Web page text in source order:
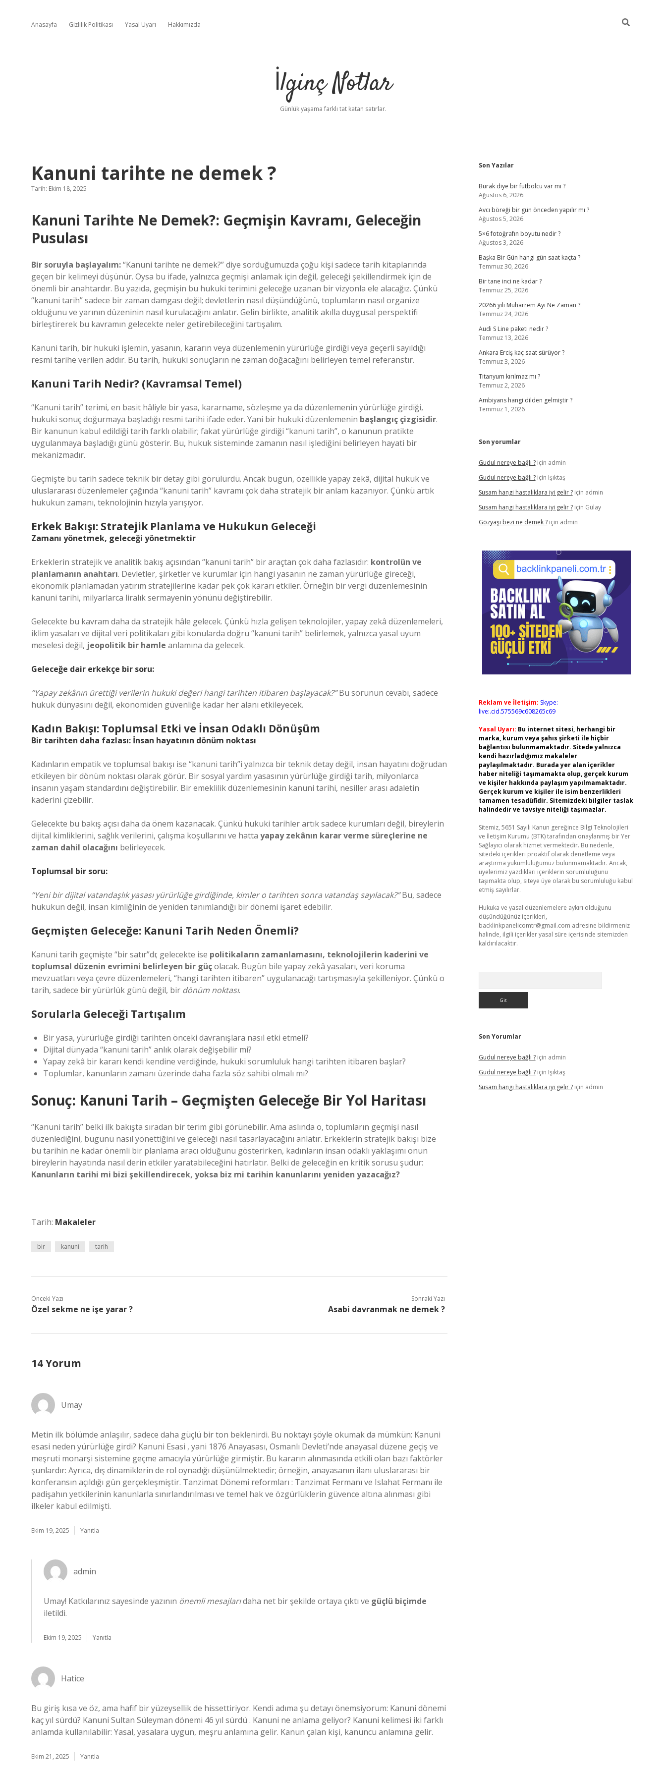
Anasayfa Gizlilik Politikası Yasal Uyarı Hakkımızda
İlginç Notlar
Günlük yaşama farklı tat katan satırlar.
Kanuni tarihte ne demek ?
Tarih: Ekim 18, 2025
Kanuni Tarihte Ne Demek?: Geçmişin Kavramı, Geleceğin
Pusulası
Bir soruyla başlayalım:“Kanuni tarihte ne demek?” diye sorduğumuzda çoğu kişi sadece tarih kitaplarında
geçen bir kelimeyi düşünür. Oysa bu ifade, yalnızca geçmişi anlamak için değil, geleceği şekillendirmek için de
önemli bir anahtardır. Bu yazıda, geçmişin bu hukuki terimini geleceğe uzanan bir vizyonla ele alacağız. Çünkü
“kanuni tarih” sadece bir zaman damgası değil; devletlerin nasıl düşündüğünü, toplumların nasıl organize
olduğunu ve yarının düzeninin nasıl kurulacağını anlatır. Gelin birlikte, analitik akılla duygusal perspektifi
birleştirerek bu kavramın gelecekte neler getirebileceğini tartışalım.
Kanuni tarih, bir hukuki işlemin, yasanın, kararın veya düzenlemenin yürürlüğe girdiği veya geçerli sayıldığı
resmi tarihe verilen addır. Bu tarih, hukuki sonuçların ne zaman doğacağını belirleyen temel referanstır.
Kanuni Tarih Nedir? (Kavramsal Temel)
“Kanuni tarih” terimi, en basit hâliyle bir yasa, kararname, sözleşme ya da düzenlemenin yürürlüğe girdiği,
hukuki sonuç doğurmaya başladığı resmi tarihi ifade eder. Yani bir hukuki düzenlemenin başlangıç çizgisidir.
Bir kanunun kabul edildiği tarih farklı olabilir; fakat yürürlüğe girdiği “kanuni tarih”, o kanunun pratikte
uygulanmaya başladığı günü gösterir. Bu, hukuk sisteminde zamanın nasıl işlediğini belirleyen hayati bir
mekanizmadır.
Geçmişte bu tarih sadece teknik bir detay gibi görülürdü. Ancak bugün, özellikle yapay zekâ, dijital hukuk ve
uluslararası düzenlemeler çağında “kanuni tarih” kavramı çok daha stratejik bir anlam kazanıyor. Çünkü artık
hukukun zamanı, teknolojinin hızıyla yarışıyor.
Erkek Bakışı: Stratejik Planlama ve Hukukun Geleceği
Zamanı yönetmek, geleceği yönetmektir
Erkeklerin stratejik ve analitik bakış açısından “kanuni tarih” bir araçtan çok daha fazlasıdır: kontrolün ve
planlamanın anahtarı. Devletler, şirketler ve kurumlar için hangi yasanın ne zaman yürürlüğe gireceği,
ekonomik planlamadan yatırım stratejilerine kadar pek çok kararı etkiler. Örneğin bir vergi düzenlemesinin
kanuni tarihi, milyarlarca liralık sermayenin yönünü değiştirebilir.
Gelecekte bu kavram daha da stratejik hâle gelecek. Çünkü hızla gelişen teknolojiler, yapay zekâ düzenlemeleri,
iklim yasaları ve dijital veri politikaları gibi konularda doğru “kanuni tarih” belirlemek, yalnızca yasal uyum
meselesi değil, jeopolitik bir hamle anlamına da gelecek.
Geleceğe dair erkekçe bir soru:
“Yapay zekânın ürettiği verilerin hukuki değeri hangi tarihten itibaren başlayacak?”Bu sorunun cevabı, sadece
hukuk dünyasını değil, ekonomiden güvenliğe kadar her alanı etkileyecek.
Kadın Bakışı: Toplumsal Etki ve İnsan Odaklı Dönüşüm
Bir tarihten daha fazlası: İnsan hayatının dönüm noktası
Kadınların empatik ve toplumsal bakışı ise “kanuni tarih”i yalnızca bir teknik detay değil, insan hayatını doğrudan
etkileyen bir dönüm noktası olarak görür. Bir sosyal yardım yasasının yürürlüğe girdiği tarih, milyonlarca
insanın yaşam standardını değiştirebilir. Bir emeklilik düzenlemesinin kanuni tarihi, nesiller arası adaletin
kaderini çizebilir.
Gelecekte bu bakış açısı daha da önem kazanacak. Çünkü hukuki tarihler artık sadece kurumları değil, bireylerin
dijital kimliklerini, sağlık verilerini, çalışma koşullarını ve hatta yapay zekânın karar verme süreçlerine ne
zaman dahil olacağını belirleyecek.
Toplumsal bir soru:
“Yeni bir dijital vatandaşlık yasası yürürlüğe girdiğinde, kimler o tarihten sonra vatandaş sayılacak?”Bu, sadece
hukukun değil, insan kimliğinin de yeniden tanımlandığı bir dönemi işaret edebilir.
Geçmişten Geleceğe: Kanuni Tarih Neden Önemli?
Kanuni tarih geçmişte “bir satır”dı; gelecekte ise politikaların zamanlamasını, teknolojilerin kaderini ve
toplumsal düzenin evrimini belirleyen bir güçolacak. Bugün bile yapay zekâ yasaları, veri koruma
mevzuatları veya çevre düzenlemeleri, “hangi tarihten itibaren” uygulanacağı tartışmasıyla şekilleniyor. Çünkü o
tarih, sadece bir yürürlük günü değil, bir dönüm noktası.
Sorularla Geleceği Tartışalım
Bir yasa, yürürlüğe girdiği tarihten önceki davranışlara nasıl etki etmeli?
Dijital dünyada “kanuni tarih” anlık olarak değişebilir mi?
Yapay zekâ bir kararı kendi kendine verdiğinde, hukuki sorumluluk hangi tarihten itibaren başlar?
Toplumlar, kanunların zamanı üzerinde daha fazla söz sahibi olmalı mı?
Sonuç: Kanuni Tarih – Geçmişten Geleceğe Bir Yol Haritası
“Kanuni tarih” belki ilk bakışta sıradan bir terim gibi görünebilir. Ama aslında o, toplumların geçmişi nasıl
düzenlediğini, bugünü nasıl yönettiğini ve geleceği nasıl tasarlayacağını anlatır. Erkeklerin stratejik bakışı bize
bu tarihin ne kadar önemli bir planlama aracı olduğunu gösterirken, kadınların insan odaklı yaklaşımı onun
bireylerin hayatında nasıl derin etkiler yaratabileceğini hatırlatır. Belki de geleceğin en kritik sorusu şudur:
Kanunların tarihi mi bizi şekillendirecek, yoksa biz mi tarihin kanunlarını yeniden yazacağız?
Tarih: Makaleler
bir kanuni tarih
Önceki Yazı
Özel sekme ne işe yarar ?
Sonraki Yazı
Asabi davranmak ne demek ?
14 Yorum
Umay
Metin ilk bölümde anlaşılır, sadece daha güçlü bir ton beklenirdi. Bu noktayı şöyle okumak da mümkün: Kanuni
esasi neden yürürlüğe girdi? Kanuni Esasi , yani 1876 Anayasası, Osmanlı Devleti’nde anayasal düzene geçiş ve
meşruti monarşi sistemine geçme amacıyla yürürlüğe girmiştir. Bu kararın alınmasında etkili olan bazı faktörler
şunlardır: Ayrıca, dış dinamiklerin de rol oynadığı düşünülmektedir; örneğin, anayasanın ilanı uluslararası bir
konferansın açıldığı gün gerçekleşmiştir. Tanzimat Dönemi reformları : Tanzimat Fermanı ve Islahat Fermanı ile
padişahın yetkilerinin kanunlarla sınırlandırılması ve temel hak ve özgürlüklerin güvence altına alınması gibi
ilkeler kabul edilmişti.
Ekim 19, 2025 Yanıtla
admin
Umay! Katkılarınız sayesinde yazının önemli mesajlarıdaha net bir şekilde ortaya çıktı ve güçlü biçimde
iletildi.
Ekim 19, 2025 Yanıtla
Hatice
Bu giriş kısa ve öz, ama hafif bir yüzeysellik de hissettiriyor. Kendi adıma şu detayı önemsiyorum: Kanuni dönemi
kaç yıl sürdü? Kanuni Sultan Süleyman dönemi 46 yıl sürdü . Kanuni ne anlama geliyor? Kanuni kelimesi iki farklı
anlamda kullanılabilir: Yasal, yasalara uygun, meşru anlamına gelir. Kanun çalan kişi, kanuncu anlamına gelir.
Ekim 21, 2025 Yanıtla
Sidebar
Son Yazılar
Burak diye bir futbolcu var mı ?
Ağustos 6, 2026
Avcı böreği bir gün önceden yapılır mı ?
Ağustos 5, 2026
5×6 fotoğrafın boyutu nedir ?
Ağustos 3, 2026
Başka Bir Gün hangi gün saat kaçta ?
Temmuz 30, 2026
Bir tane inci ne kadar ?
Temmuz 25, 2026
20266 yılı Muharrem Ayı Ne Zaman ?
Temmuz 24, 2026
Audi S Line paketi nedir ?
Temmuz 13, 2026
Ankara Erciş kaç saat sürüyor ?
Temmuz 3, 2026
Titanyum kırılmaz mı ?
Temmuz 2, 2026
Ambiyans hangi dilden gelmiştir ?
Temmuz 1, 2026
Son yorumlar
Gudul nereye bağlı ?için admin
Gudul nereye bağlı ?için Işıktaş
Susam hangi hastalıklara iyi gelir ?için admin
Susam hangi hastalıklara iyi gelir ?için Gülay
Gözyaşı bezi ne demek ?için admin
Reklam ve İletişim: Skype:
live:.cid.575569c608265c69
Yasal Uyarı: Bu internet sitesi, herhangi bir
marka, kurum veya şahıs şirketi ile hiçbir
bağlantısı bulunmamaktadır. Sitede yalnızca
kendi hazırladığımız makaleler
paylaşılmaktadır. Burada yer alan içerikler
haber niteliği taşımamakta olup, gerçek kurum
ve kişiler hakkında paylaşım yapılmamaktadır.
Gerçek kurum ve kişiler ile isim benzerlikleri
tamamen tesadüfidir. Sitemizdeki bilgiler taslak
halindedir ve tavsiye niteliği taşımazlar.
Sitemiz, 5651 Sayılı Kanun gereğince Bilgi Teknolojileri
ve İletişim Kurumu (BTK) tarafından onaylanmış bir Yer
Sağlayıcı olarak hizmet vermektedir. Bu nedenle,
sitedeki içerikleri proaktif olarak denetleme veya
araştırma yükümlülüğümüz bulunmamaktadır. Ancak,
üyelerimiz yazdıkları içeriklerin sorumluluğunu
taşımakta olup, siteye üye olarak bu sorumluluğu kabul
etmiş sayılırlar.
Hukuka ve yasal düzenlemelere aykırı olduğunu
düşündüğünüz içerikleri,
backlinkpanelicomtr@gmail.com adresine bildirmeniz
halinde, ilgili içerikler yasal süre içerisinde sitemizden
kaldırılacaktır.
Son Yorumlar
Gudul nereye bağlı ?için admin
Gudul nereye bağlı ?için Işıktaş
Susam hangi hastalıklara iyi gelir ?için admin